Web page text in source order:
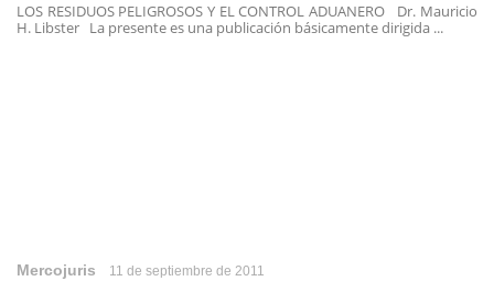
LOS RESIDUOS PELIGROSOS Y EL CONTROL ADUANERO Dr. Mauricio
H. Libster La presente es una publicación básicamente dirigida ...
Mercojuris 11 de septiembre de 2011